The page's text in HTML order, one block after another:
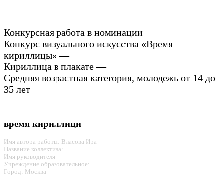
Конкурсная работа в номинации
Конкурс визуального искусства «Время
кириллицы» —
Кириллица в плакате —
Средняя возрастная категория, молодежь от 14 до
35 лет
время кириллици
Имя автора работы: Власова Ира
Название коллектива:
Имя руководителя:
Учреждение образовательное:
Город: Москва